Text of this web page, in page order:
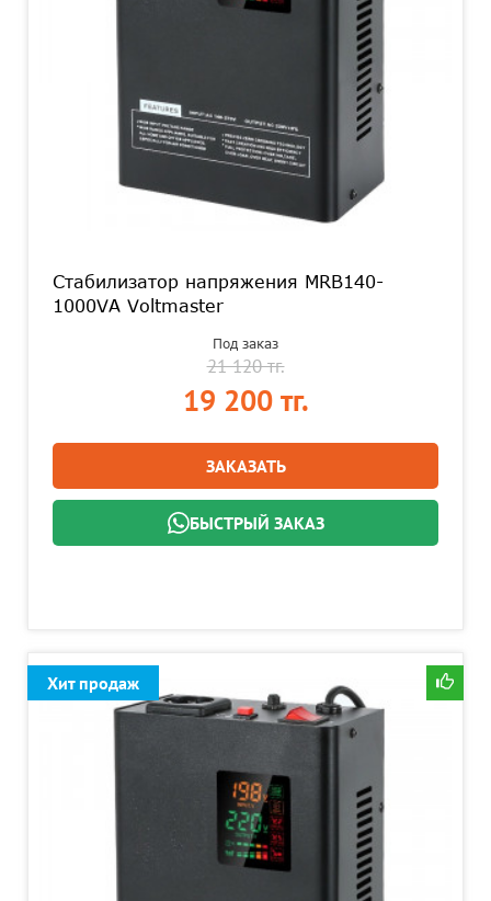
Стабилизатор напряжения MRB140-
1000VA Voltmaster
Под заказ
21 120 тг.
19 200 тг.
ЗАКАЗАТЬ
БЫСТРЫЙ ЗАКАЗ
Хит продаж